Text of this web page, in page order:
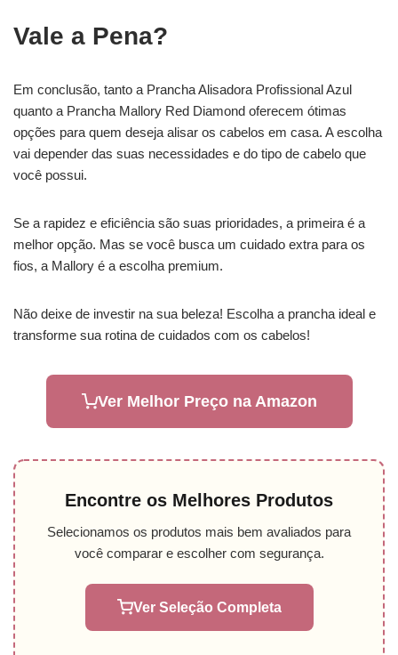
Vale a Pena?
Em conclusão, tanto a Prancha Alisadora Profissional Azul
quanto a Prancha Mallory Red Diamond oferecem ótimas
opções para quem deseja alisar os cabelos em casa. A escolha
vai depender das suas necessidades e do tipo de cabelo que
você possui.
Se a rapidez e eficiência são suas prioridades, a primeira é a
melhor opção. Mas se você busca um cuidado extra para os
fios, a Mallory é a escolha premium.
Não deixe de investir na sua beleza! Escolha a prancha ideal e
transforme sua rotina de cuidados com os cabelos!
Ver Melhor Preço na Amazon
Encontre os Melhores Produtos
Selecionamos os produtos mais bem avaliados para
você comparar e escolher com segurança.
Ver Seleção Completa